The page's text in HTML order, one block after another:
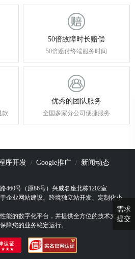
50倍故障时长赔偿
50倍赔付终端服务时间
款
优秀的团队服务
全国多家分公司便捷服务
序开发 Google推广
新闻动态
460号（原86号）兴威名座北栋1202室
企业网站建设、跨境独立站开发、定制化小
能的数字化平台，并提供全方位的技术支
障您的业务稳定运行。
需求
提交